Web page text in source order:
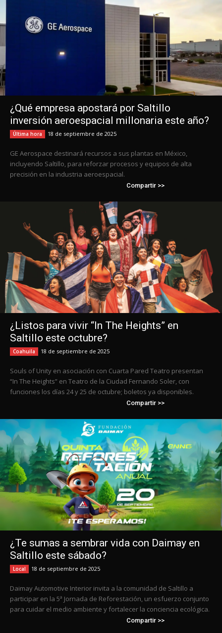
¿Qué empresa apostará por Saltillo
inversión aeroespacial millonaria este año?
Última hora 18 de septiembre de 2025
GE Aerospace destinará recursos a sus plantas en México,
incluyendo Saltillo, para reforzar procesos y equipos de alta
precisión en la industria aeroespacial.
Compartir >>
¿Listos para vivir “In The Heights” en
Saltillo este octubre?
Coahuila 18 de septiembre de 2025
Souls of Unity en asociación con Cuarta Pared Teatro presentan
“In The Heights” en Teatro de la Ciudad Fernando Soler, con
funciones los días 24 y 25 de octubre; boletos ya disponibles.
Compartir >>
¿Te sumas a sembrar vida con Daimay en
Saltillo este sábado?
Local 18 de septiembre de 2025
Daimay Automotive Interior invita a la comunidad de Saltillo a
participar en la 5ª Jornada de Reforestación, un esfuerzo conjunto
para cuidar el medio ambiente y fortalecer la conciencia ecológica.
Compartir >>